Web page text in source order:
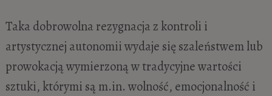
Taka dobrowolna rezygnacja z kontroli i
artystycznej autonomii wydaje się szaleństwem lub
prowokacją wymierzoną w tradycyjne wartości
sztuki, którymi są m.in. wolność, emocjonalność i